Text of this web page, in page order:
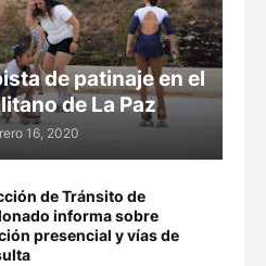
de patinaje en el
de La Paz
16, 2020
de Tránsito de
informa sobre
presencial y vías de